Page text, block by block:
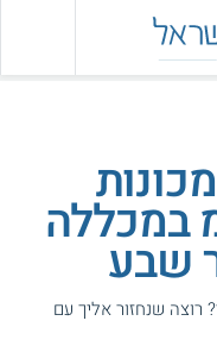
במכללה
שבע
רוצה שנחזור אליך עם